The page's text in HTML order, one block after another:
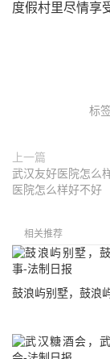
度假村里尽情享
标签
上一篇
武汉友好医院怎么
医院怎么样好不好
相关推荐
鼓浪屿别墅，鼓浪